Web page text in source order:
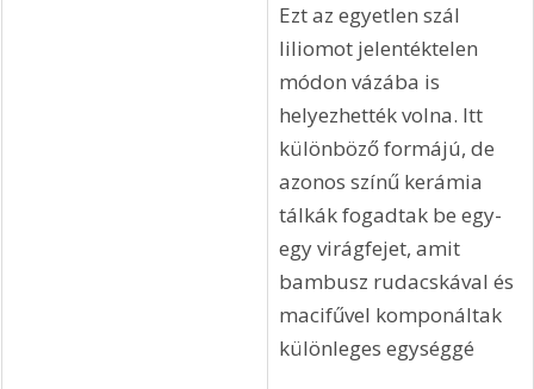
Ezt az egyetlen szál
liliomot jelentéktelen
módon vázába is
helyezhették volna. Itt
különböző formájú, de
azonos színű kerámia
tálkák fogadtak be egy-
egy virágfejet, amit
bambusz rudacskával és
macifűvel komponáltak
különleges egységgé